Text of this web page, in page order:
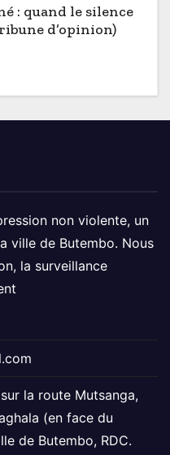
: quand le silence
d’opinion)
non violente, un
ville de Butembo. Nous
la surveillance
la route Mutsanga,
(en face du
de Butembo, RDC.